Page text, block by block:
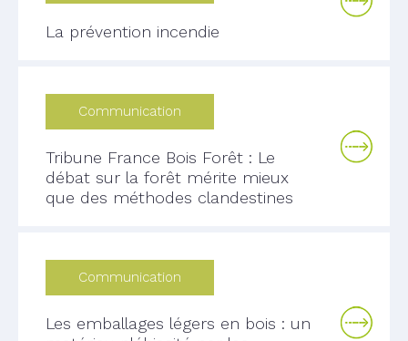
La prévention incendie
Communication
Tribune France Bois Forêt : Le
débat sur la forêt mérite mieux
que des méthodes clandestines
Communication
Les emballages légers en bois : un